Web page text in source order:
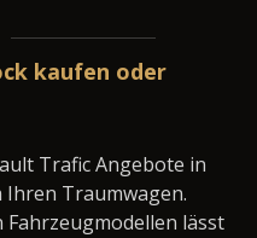
kaufen oder
Trafic Angebote in
Ihren Traumwagen.
lässt